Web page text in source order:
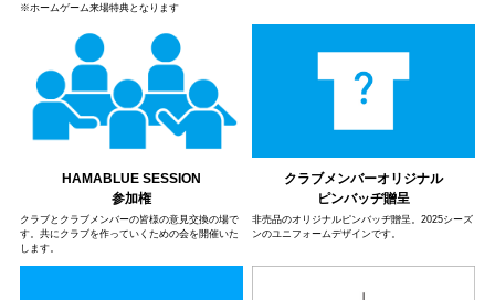
※ホームゲーム来場特典となります
HAMABLUE SESSION
参加権
クラブとクラブメンバーの皆様の意見交換の場で
す。共にクラブを作っていくための会を開催いた
します。
クラブメンバーオリジナル
ピンバッヂ贈呈
非売品のオリジナルピンバッヂ贈呈。2025シーズ
ンのユニフォームデザインです。